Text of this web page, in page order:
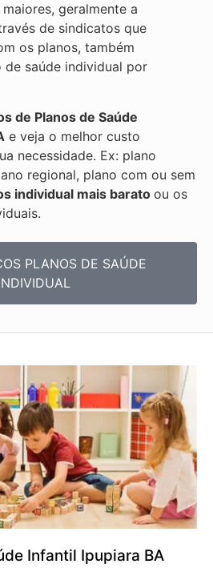
geralmente a
de sindicatos que
os planos, também
saúde individual por
de Planos de Saúde
e veja o melhor custo
necessidade. Ex: plano
regional, plano com ou sem
individual mais barato ou os
PLANOS DE SAÚDE
Infantil Ipupiara BA